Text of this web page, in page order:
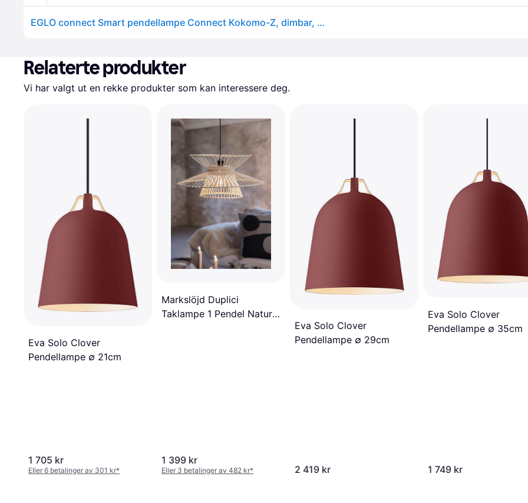
EGLO connect Smart pendellampe Connect Kokomo-Z, dimbar, Sort, Stue / spisestue, Metall, Moderne
Relaterte produkter
Vi har valgt ut en rekke produkter som kan interessere deg.
Eva Solo Clover
Pendellampe ∅ 21cm
1 705 kr
Eller 6 betalinger av 301 kr*
Markslöjd Duplici
Taklampe 1 Pendel Natural
1 399 kr
Eller 3 betalinger av 482 kr*
Eva Solo Clover
Pendellampe ∅ 29cm
2 419 kr
Eva Solo Clover
Pendellampe ∅ 35cm
1 749 kr